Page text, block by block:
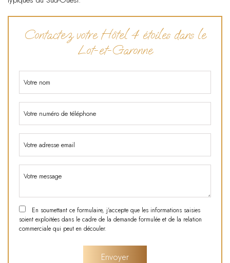
Contactez votre Hôtel 4 étoiles dans le
Lot-et-Garonne
En soumettant ce formulaire, j'accepte que les informations saisies
soient exploitées dans le cadre de la demande formulée et de la relation
commerciale qui peut en découler.